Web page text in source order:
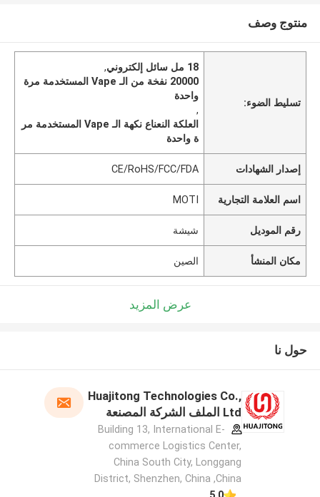
منتوج وصف
تسليط الضوء:
18 مل سائل إلكتروني
,
20000 نفخة من الـ Vape المستخدمة مرة
واحدة
,
العلكة النعناع نكهة الـ Vape المستخدمة مر
ة واحدة
إصدار الشهادات CE/RoHS/FCC/FDA
اسم العلامة التجارية MOTI
رقم الموديل شيشة
مكان المنشأ الصين
عرض المزيد
حول نا
Huajitong Technologies Co.,
Ltd الملف الشركة المصنعة
Building 13, International E-
commerce Logistics Center,
China South City, Longgang
District, Shenzhen, China ,China